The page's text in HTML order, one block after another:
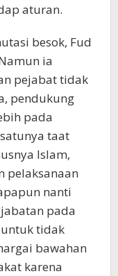
aturan.
besok, Fud
ia
pejabat tidak
pendukung
pada
taat
Islam,
pelaksanaan
nanti
pada
tidak
bawahan
karena